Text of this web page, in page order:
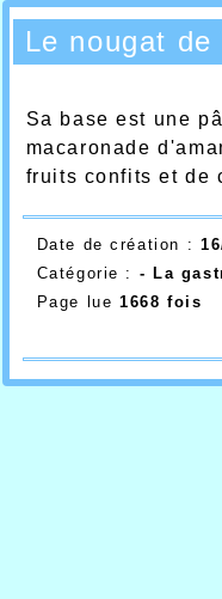
Le nougat de
Sa base est une
macaronade
fruits confits et de
Date de création :
Catégorie : - La
Page lue 1668 fois